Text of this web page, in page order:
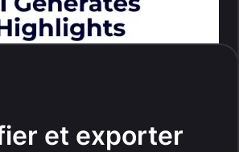
et exporter